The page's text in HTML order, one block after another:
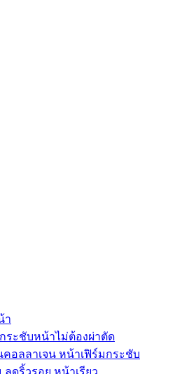
า
ระชับหน้าไม่ต้องผ่าตัด
คอลลาเจน หน้าเฟิร์มกระชับ
ดริ้วรอย หน้าเรียว